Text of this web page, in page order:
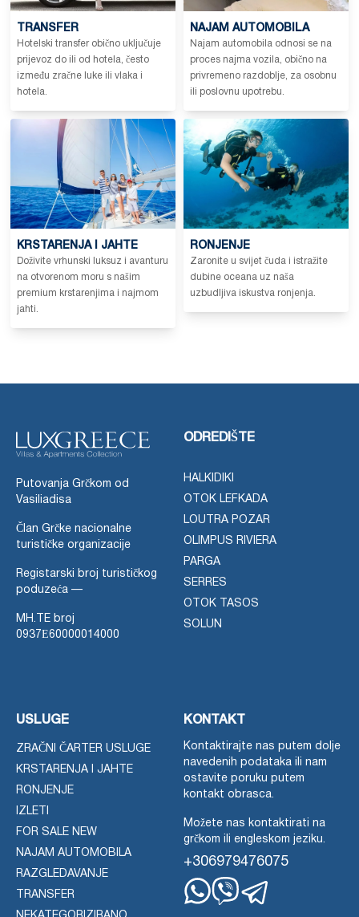
TRANSFER
Hotelski transfer obično uključuje
prijevoz do ili od hotela, često
između zračne luke ili vlaka i
hotela.
NAJAM AUTOMOBILA
Najam automobila odnosi se na
proces najma vozila, obično na
privremeno razdoblje, za osobnu
ili poslovnu upotrebu.
KRSTARENJA I JAHTE
Doživite vrhunski luksuz i avanturu
na otvorenom moru s našim
premium krstarenjima i najmom
jahti.
RONJENJE
Zaronite u svijet čuda i istražite
dubine oceana uz naša
uzbudljiva iskustva ronjenja.
Putovanja Grčkom od
Vasiliadisa
Član Grčke nacionalne
turističke organizacije
Registarski broj turističkog
poduzeća —
MH.TE broj
0937Ε60000014000
ODREDIŠTE
HALKIDIKI
OTOK LEFKADA
LOUTRA POZAR
OLIMPUS RIVIERA
PARGA
SERRES
OTOK TASOS
SOLUN
USLUGE
ZRAČNI ČARTER USLUGE
KRSTARENJA I JAHTE
RONJENJE
IZLETI
FOR SALE NEW
NAJAM AUTOMOBILA
RAZGLEDAVANJE
TRANSFER
KONTAKT
Kontaktirajte nas putem dolje
navedenih podataka ili nam
ostavite poruku putem
kontakt obrasca.
Možete nas kontaktirati na
grčkom ili engleskom jeziku.
+306979476075